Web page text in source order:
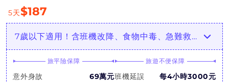
5天$187
7歲以下適用！含班機改降、食物中毒、急難救助等！
旅平險保障
意外身故
69萬元
旅遊不便保障
班機延誤
每4小時3000元